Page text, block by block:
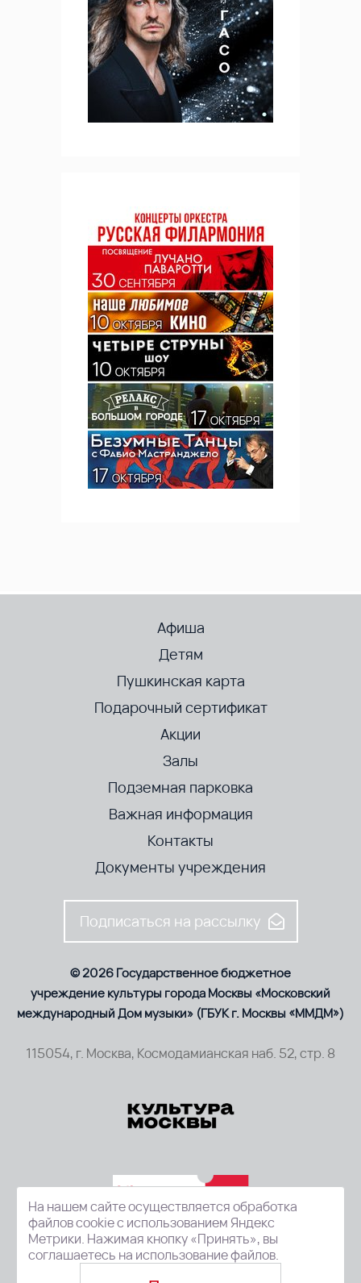
Афиша
Детям
Пушкинская карта
Подарочный сертификат
Акции
Залы
Подземная парковка
Важная информация
Контакты
Документы учреждения
Подписаться на рассылку
© 2026 Государственное бюджетное
учреждение культуры города Москвы «Московский
международный Дом музыки» (ГБУК г. Москвы «ММДМ»)
115054, г. Москва, Космодамианская наб. 52, стр. 8
На нашем сайте осуществляется обработка
файлов cookie с использованием Яндекс
Метрики. Нажимая кнопку «Принять», вы
соглашаетесь на использование файлов.